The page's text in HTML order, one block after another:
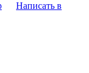
Написать в